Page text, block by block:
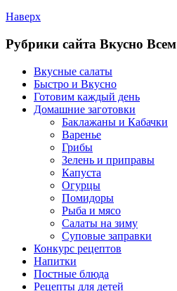
Наверх
Рубрики сайта Вкусно Всем
Вкусные салаты
Быстро и Вкусно
Готовим каждый день
Домашние заготовки
Баклажаны и Кабачки
Варенье
Грибы
Зелень и приправы
Капуста
Огурцы
Помидоры
Рыба и мясо
Салаты на зиму
Суповые заправки
Конкурс рецептов
Напитки
Постные блюда
Рецепты для детей